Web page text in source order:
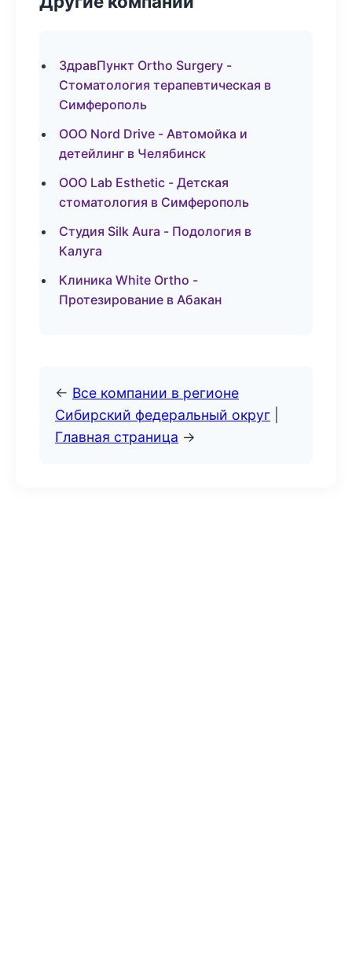
ЗдравПункт Ortho Surgery -
Стоматология терапевтическая в
Симферополь
ООО Nord Drive - Автомойка и
детейлинг в Челябинск
ООО Lab Esthetic - Детская
стоматология в Симферополь
Студия Silk Aura - Подология в
Калуга
Клиника White Ortho -
Протезирование в Абакан
← Все компании в регионе
Сибирский федеральный округ
Главная страница →